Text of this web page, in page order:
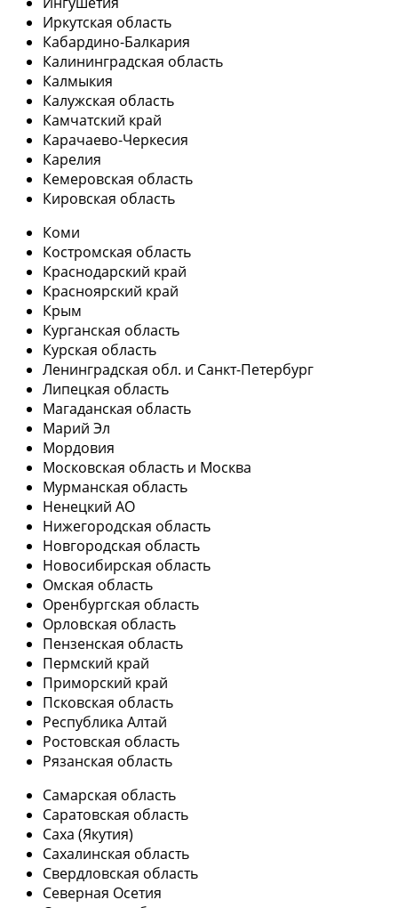
Иркутская область
Кабардино-Балкария
Калининградская область
Калмыкия
Калужская область
Камчатский край
Карачаево-Черкесия
Карелия
Кемеровская область
Кировская область
Коми
Костромская область
Краснодарский край
Красноярский край
Крым
Курганская область
Курская область
Ленинградская обл. и Санкт-Петербург
Липецкая область
Магаданская область
Марий Эл
Мордовия
Московская область и Москва
Мурманская область
Ненецкий АО
Нижегородская область
Новгородская область
Новосибирская область
Омская область
Оренбургская область
Орловская область
Пензенская область
Пермский край
Приморский край
Псковская область
Республика Алтай
Ростовская область
Рязанская область
Самарская область
Саратовская область
Саха (Якутия)
Сахалинская область
Свердловская область
Северная Осетия